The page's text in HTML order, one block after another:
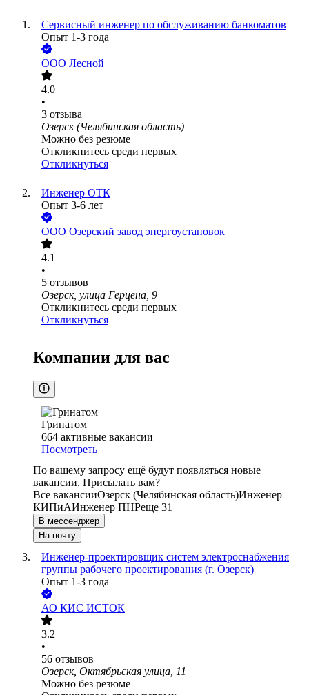
Сервисный инженер по обслуживанию банкоматов
Опыт 1-3 года
ООО Лесной
4.0
•
3 отзыва
Озерск (Челябинская область)
Можно без резюме
Откликнитесь среди первых
Откликнуться
Инженер ОТК
Опыт 3-6 лет
ООО Озерский завод энергоустановок
4.1
•
5 отзывов
Озерск, улица Герцена, 9
Откликнитесь среди первых
Откликнуться
Компании для вас
Гринатом
664 активные вакансии
Посмотреть
По вашему запросу ещё будут появляться новые
вакансии. Присылать вам?
Все вакансииОзерск (Челябинская область)Инженер
КИПиАИнженер ПНРеще 31
В мессенджер
На почту
Инженер-проектировщик систем электроснабжения
группы рабочего проектирования (г. Озерск)
Опыт 1-3 года
АО КИС ИСТОК
3.2
•
56 отзывов
Озерск, Октябрьская улица, 11
Можно без резюме